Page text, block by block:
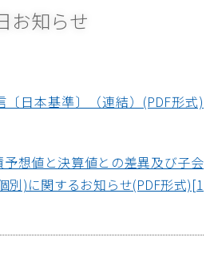
お知らせ
日本基準〕（連結）(PDF形式)
想値と決算値との差異及び子会
別)に関するお知らせ(PDF形式)[1